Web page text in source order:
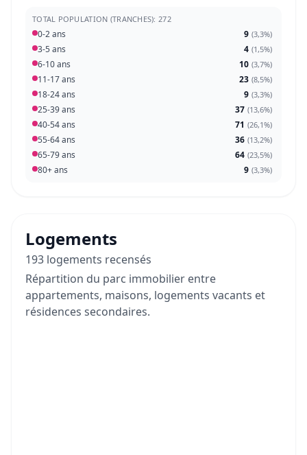
TOTAL POPULATION (TRANCHES): 272
0-2 ans 9 (3,3%)
3-5 ans 4 (1,5%)
6-10 ans 10 (3,7%)
11-17 ans 23 (8,5%)
18-24 ans 9 (3,3%)
25-39 ans 37 (13,6%)
40-54 ans 71 (26,1%)
55-64 ans 36 (13,2%)
65-79 ans 64 (23,5%)
80+ ans 9 (3,3%)
Logements
193 logements recensés
Répartition du parc immobilier entre
appartements, maisons, logements vacants et
résidences secondaires.